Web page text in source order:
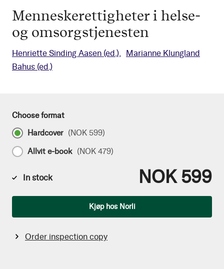
Menneskerettigheter i helse-
og omsorgstjenesten
Henriette Sinding Aasen (ed.)
Marianne Klungland
Bahus (ed.)
Choose format
Hardcover (NOK 599)
Allvit e-book (NOK 479)
In stock NOK 599
Kjøp hos Norli
Order inspection copy